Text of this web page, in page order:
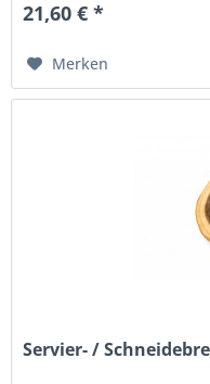
21,60 € *
Merken
Servier- /